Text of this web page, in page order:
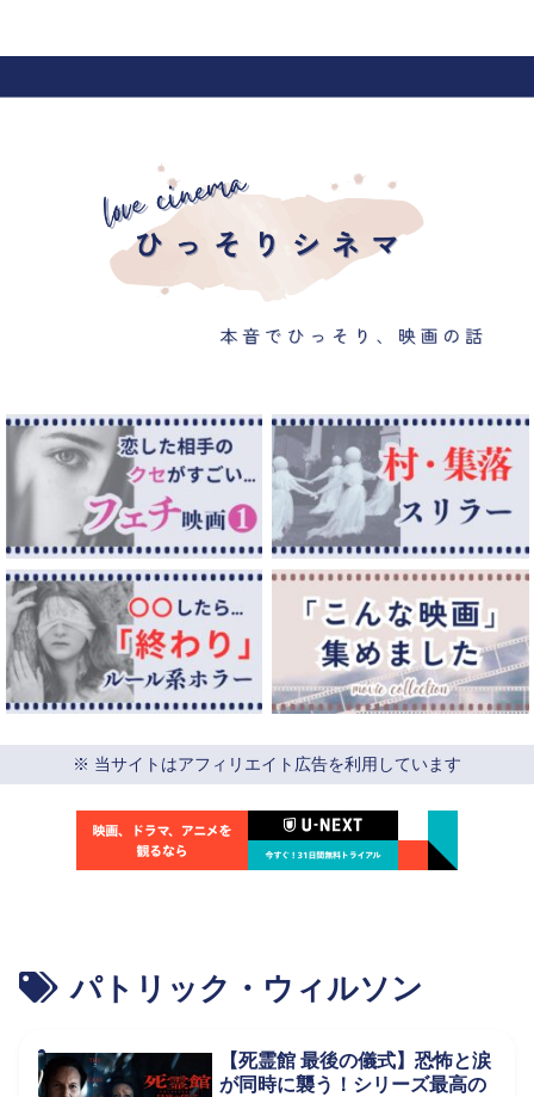
※ 当サイトはアフィリエイト広告を利用しています
パトリック・ウィルソン
【死霊館 最後の儀式】恐怖と涙
が同時に襲う！シリーズ最高の